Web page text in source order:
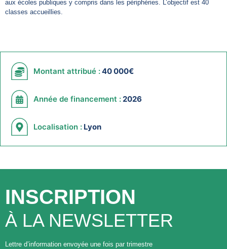
aux écoles publiques y compris dans les périphéries. L’objectif est 40
classes accueillies.
Montant attribué :40 000€
Année de financement : 2026
Localisation : Lyon
INSCRIPTION
À LA NEWSLETTER
Lettre d’information envoyée une fois par trimestre